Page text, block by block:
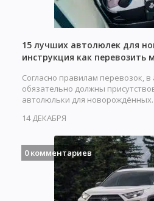
15 лучших автолюлек для
инструкция как перевозить
Согласно правилам перевозок,
обязательно должны
автолюльки для новорождённых.
14 ДЕКАБРЯ
0 комментариев